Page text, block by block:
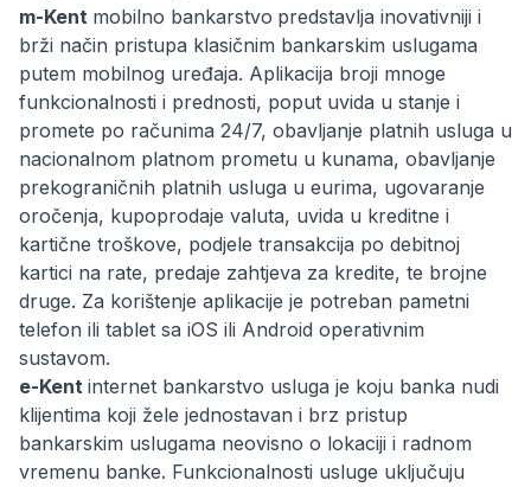
m-Kent mobilno bankarstvo predstavlja inovativniji i
brži način pristupa klasičnim bankarskim uslugama
putem mobilnog uređaja. Aplikacija broji mnoge
funkcionalnosti i prednosti, poput uvida u stanje i
promete po računima 24/7, obavljanje platnih usluga u
nacionalnom platnom prometu u kunama, obavljanje
prekograničnih platnih usluga u eurima, ugovaranje
oročenja, kupoprodaje valuta, uvida u kreditne i
kartične troškove, podjele transakcija po debitnoj
kartici na rate, predaje zahtjeva za kredite, te brojne
druge. Za korištenje aplikacije je potreban pametni
telefon ili tablet sa iOS ili Android operativnim
sustavom.
e-Kent internet bankarstvo usluga je koju banka nudi
klijentima koji žele jednostavan i brz pristup
bankarskim uslugama neovisno o lokaciji i radnom
vremenu banke. Funkcionalnosti usluge uključuju